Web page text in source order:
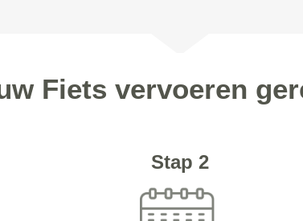
Fiets vervoeren
Stap 2